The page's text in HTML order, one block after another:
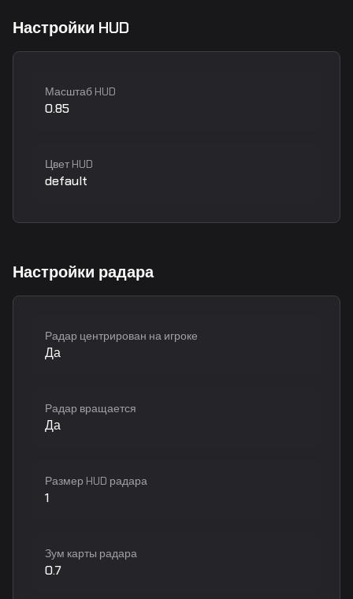
Настройки HUD
Масштаб HUD
0.85
Цвет HUD
default
Настройки радара
Радар центрирован на игроке
Да
Радар вращается
Да
Размер HUD радара
1
Зум карты радара
0.7